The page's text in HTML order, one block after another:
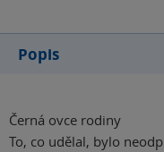
Popis
Černá ovce rodiny
To, co udělal, bylo